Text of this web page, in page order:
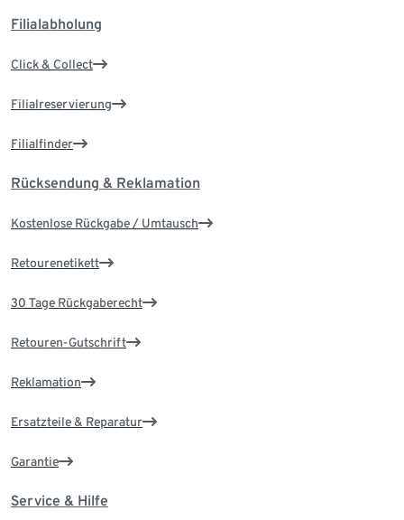
Filialabholung
Click & Collect
Filialreservierung
Filialfinder
Rücksendung & Reklamation
Kostenlose Rückgabe / Umtausch
Retourenetikett
30 Tage Rückgaberecht
Retouren-Gutschrift
Reklamation
Ersatzteile & Reparatur
Garantie
Service & Hilfe